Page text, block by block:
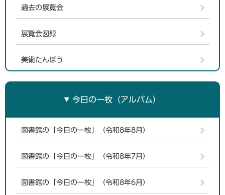
過去の展覧会
展覧会図録
美術たんぼう
今日の一枚（アルバム）
図書館の「今日の一枚」（令和8年8月）
図書館の「今日の一枚」（令和8年7月）
図書館の「今日の一枚」（令和8年6月）